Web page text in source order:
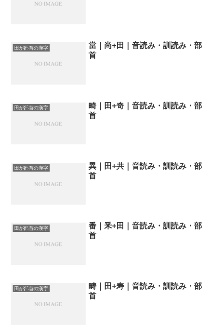
田が部首の漢字
當｜尚+田｜音読み・訓読み・部
首
田が部首の漢字
畸｜田+奇｜音読み・訓読み・部
首
田が部首の漢字
異｜田+共｜音読み・訓読み・部
首
田が部首の漢字
番｜釆+田｜音読み・訓読み・部
首
田が部首の漢字
畴｜田+寿｜音読み・訓読み・部
首